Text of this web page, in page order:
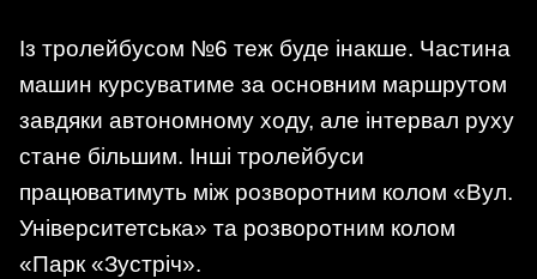
Із тролейбусом №6 теж буде інакше. Частина
машин курсуватиме за основним маршрутом
завдяки автономному ходу, але інтервал руху
стане більшим. Інші тролейбуси
працюватимуть між розворотним колом «Вул.
Університетська» та розворотним колом
«Парк «Зустріч».